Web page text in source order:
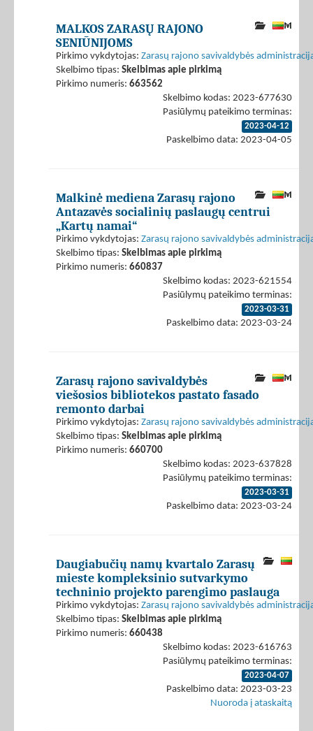
MALKOS ZARASŲ RAJONO
SENIŪNIJOMS
Pirkimo vykdytojas: Zarasų rajono savivaldybės
Skelbimo tipas: Skelbimas apie pirkimą
Pirkimo numeris: 663562
Skelbimo kodas: 2023-677630
Pasiūlymų pateikimo terminas:
2023-04-12
Paskelbimo data: 2023-04-05
Malkinė mediena Zarasų rajono
Antazavės socialinių paslaugų centrui
„Kartų namai“
Pirkimo vykdytojas: Zarasų rajono savivaldybės
Skelbimo tipas: Skelbimas apie pirkimą
Pirkimo numeris: 660837
Skelbimo kodas: 2023-621554
Pasiūlymų pateikimo terminas:
2023-03-31
Paskelbimo data: 2023-03-24
Zarasų rajono savivaldybės
viešosios bibliotekos pastato fasado
remonto darbai
Pirkimo vykdytojas: Zarasų rajono savivaldybės
Skelbimo tipas: Skelbimas apie pirkimą
Pirkimo numeris: 660700
Skelbimo kodas: 2023-637828
Pasiūlymų pateikimo terminas:
2023-03-31
Paskelbimo data: 2023-03-24
Daugiabučių namų kvartalo Zarasų
mieste kompleksinio sutvarkymo
techninio projekto parengimo paslauga
Pirkimo vykdytojas: Zarasų rajono savivaldybės
Skelbimo tipas: Skelbimas apie pirkimą
Pirkimo numeris: 660438
Skelbimo kodas: 2023-616763
Pasiūlymų pateikimo terminas:
2023-04-07
Paskelbimo data: 2023-03-23
Nuoroda į ataskaitą